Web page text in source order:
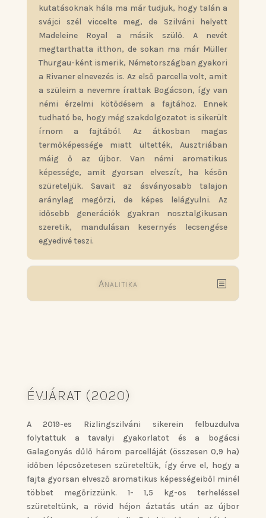
kutatásoknak hála ma már tudjuk, hogy talán a
svájci szél viccelte meg, de Szilváni helyett
Madeleine Royal a másik szülő. A nevét
megtarthatta itthon, de sokan ma már Müller
Thurgau-ként ismerik, Németországban gyakori
a Rivaner elnevezés is. Az első parcella volt, amit
a szüleim a nevemre írattak Bogácson, így van
némi érzelmi kötődésem a fajtához. Ennek
tudható be, hogy még szakdolgozatot is sikerült
írnom a fajtából. Az átkosban magas
termőképessége miatt ültették, Ausztriában
máig ő az újbor. Van némi aromatikus
képessége, amit gyorsan elveszít, ha későn
szüreteljük. Savait az ásványosabb talajon
aránylag megőrzi, de képes lelágyulni. Az
idősebb generációk gyakran nosztalgikusan
szeretik, mandulásan kesernyés lecsengése
egyedivé teszi.
Analitika
ÉVJÁRAT (2020)
A 2019-es Rizlingszilváni sikerein felbuzdulva
folytattuk a tavalyi gyakorlatot és a bogácsi
Galagonyás dűlő három parcelláját (összesen 0,9 ha)
időben lépcsőzetesen szüreteltük, így érve el, hogy a
fajta gyorsan elvesző aromatikus képességeiből minél
többet megőrizzünk. 1- 1,5 kg-os terheléssel
szüreteltünk, a rövid héjon áztatás után az újbor